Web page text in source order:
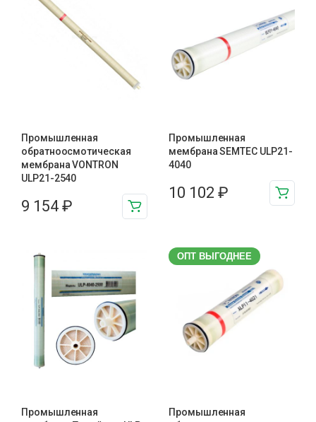
Промышленная
обратноосмотическая
мембрана VONTRON
ULP21-2540
9 154 ₽
Промышленная
мембрана SEMTEC ULP21-
4040
10 102 ₽
Промышленная
ОПТ ВЫГОДНЕЕ
Промышленная